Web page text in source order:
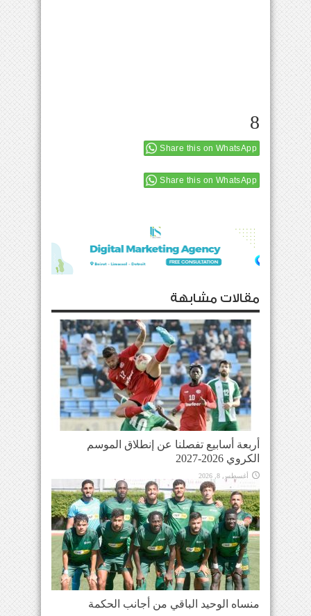
8
Share this on WhatsApp
Share this on WhatsApp
مقالات مشابهة
أربعة أسابيع تفصلنا عن إنطلاق الموسم
الكروي 2026-2027
أغسطس 8, 2026
منساه الوحيد الباقي من أجانب الحكمة